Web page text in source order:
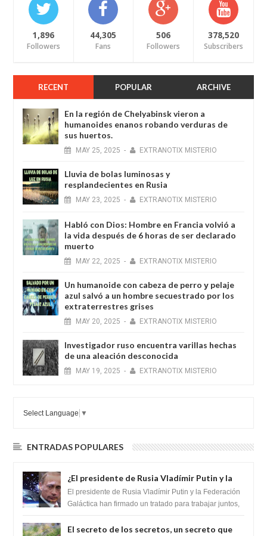
1,896
Followers
44,305
Fans
506
Followers
378,520
Subscribers
RECENT POPULAR ARCHIVE
En la región de Chelyabinsk vieron a
humanoides enanos robando verduras de
sus huertos.
MAY 25, 2025 - EXTRANOTIX MISTERIO
Lluvia de bolas luminosas y
resplandecientes en Rusia
MAY 23, 2025 - EXTRANOTIX MISTERIO
Habló con Dios: Hombre en Francia volvió a
la vida después de 6 horas de ser declarado
muerto
MAY 22, 2025 - EXTRANOTIX MISTERIO
Un humanoide con cabeza de perro у pelaje
azul salvó a un hombre secuestrado por los
extraterrestres grises
MAY 20, 2025 - EXTRANOTIX MISTERIO
Investigador ruso encuentra varillas hechas
de una aleación desconocida
MAY 19, 2025 - EXTRANOTIX MISTERIO
Select Language ▼
ENTRADAS POPULARES
¿El presidente de Rusia Vladímir Putin y la
Federación Galactica han firmado un
tratado para acabar con los Sionistas?
El presidente de Rusia Vladímir Putin y la Federación
Galáctica han firmado un tratado para trabajar juntos,
El secreto de los secretos, un secreto que